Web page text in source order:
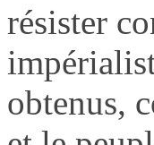
résister
obtenus,